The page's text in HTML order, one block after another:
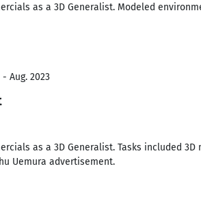
as a 3D Generalist. Modeled
Aug. 2023
as a 3D Generalist. Tasks included
Uemura advertisement.